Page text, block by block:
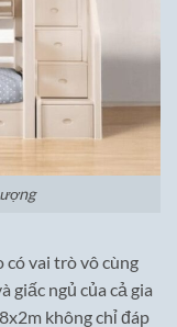
vai trò vô cùng
giấc ngủ của cả gia
không chỉ đáp